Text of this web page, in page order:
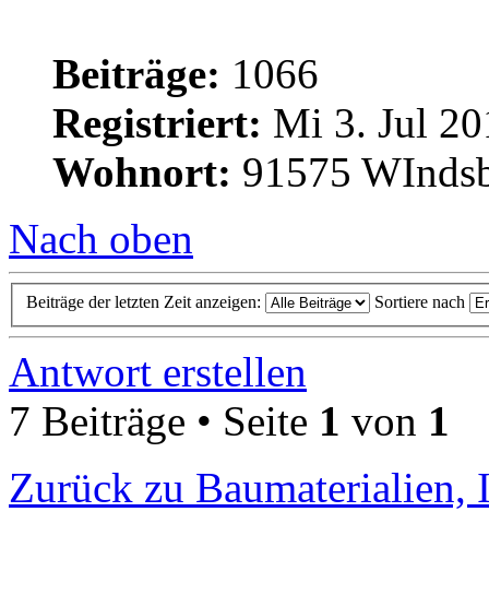
Beiträge: 1066
Registriert: Mi 3. Jul
Wohnort: 91575
Nach oben
Beiträge der letzten Zeit anzeigen: Sortiere nach
Antwort erstellen
7 Beiträge • Seite 1 von 1
Zurück zu Baumaterialien,